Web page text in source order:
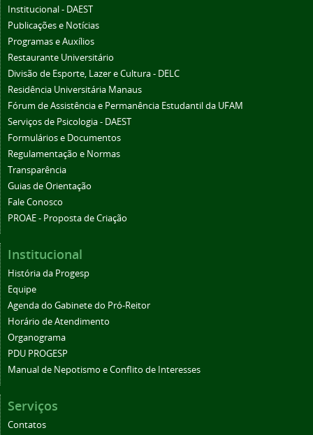
Institucional - DAEST
Publicações e Notícias
Programas e Auxílios
Restaurante Universitário
Divisão de Esporte, Lazer e Cultura - DELC
Residência Universitária Manaus
Fórum de Assistência e Permanência Estudantil da UFAM
Serviços de Psicologia - DAEST
Formulários e Documentos
Regulamentação e Normas
Transparência
Guias de Orientação
Fale Conosco
PROAE - Proposta de Criação
Institucional
História da Progesp
Equipe
Agenda do Gabinete do Pró-Reitor
Horário de Atendimento
Organograma
PDU PROGESP
Manual de Nepotismo e Conflito de Interesses
Serviços
Contatos